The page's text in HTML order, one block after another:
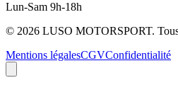
Lun-Sam 9h-18h
© 2026 LUSO MOTORSPORT.
Mentions légalesCGVConfidentialité